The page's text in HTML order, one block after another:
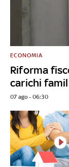
Riforma
carichi
ECONOMIA
07 ago - 06:30